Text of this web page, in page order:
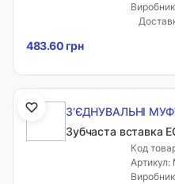
483.60 грн
З'ЄДНУВАЛЬНІ
Зубчаста вставка
Код
Артикул: